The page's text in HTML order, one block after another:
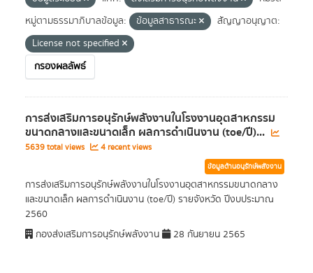
หมู่ตามธรรมาภิบาลข้อมูล:
ข้อมูลสาธารณะ
สัญญาอนุญาต:
License not specified
กรองผลลัพธ์
การส่งเสริมการอนุรักษ์พลังงานในโรงงานอุตสาหกรรม
ขนาดกลางและขนาดเล็ก ผลการดำเนินงาน (toe/ปี)...
5639 total views 4 recent views
ข้อมูลด้านอนุรักษ์พลังงาน
การส่งเสริมการอนุรักษ์พลังงานในโรงงานอุตสาหกรรมขนาดกลาง
และขนาดเล็ก ผลการดำเนินงาน (toe/ปี) รายจังหวัด ปีงบประมาณ
2560
กองส่งเสริมการอนุรักษ์พลังงาน
28 กันยายน 2565